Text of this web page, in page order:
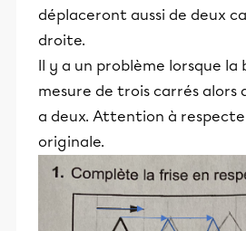
déplaceront aussi de deux
droite.
Il y a un problème lorsque la
mesure de trois carrés alors
a deux. Attention à
originale.